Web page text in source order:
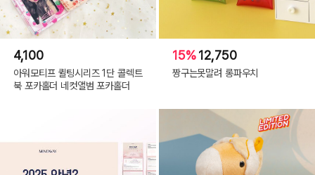
4,100
아워모티프 퀼팅시리즈 1단 콜렉트
북 포카홀더 네컷앨범 포카홀더
15%12,750
짱구는못말려 롱파우치